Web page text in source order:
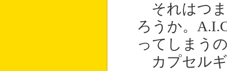
それはつま
ろうか。
ってしまう
カプセルギ